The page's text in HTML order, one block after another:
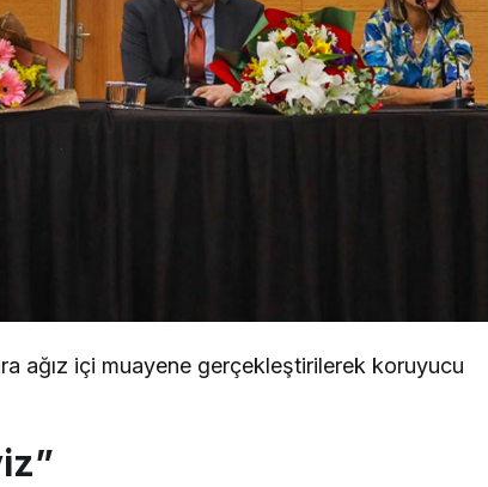
ağız içi muayene gerçekleştirilerek koruyucu